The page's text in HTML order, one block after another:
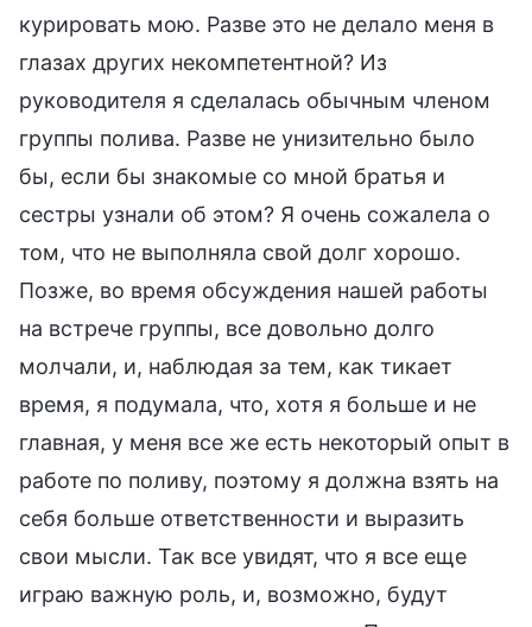
курировать мою. Разве это не делало меня в
глазах других некомпетентной? Из
руководителя я сделалась обычным членом
группы полива. Разве не унизительно было
бы, если бы знакомые со мной братья и
сестры узнали об этом? Я очень сожалела о
том, что не выполняла свой долг хорошо.
Позже, во время обсуждения нашей работы
на встрече группы, все довольно долго
молчали, и, наблюдая за тем, как тикает
время, я подумала, что, хотя я больше и не
главная, у меня все же есть некоторый опыт в
работе по поливу, поэтому я должна взять на
себя больше ответственности и выразить
свои мысли. Так все увидят, что я все еще
играю важную роль, и, возможно, будут